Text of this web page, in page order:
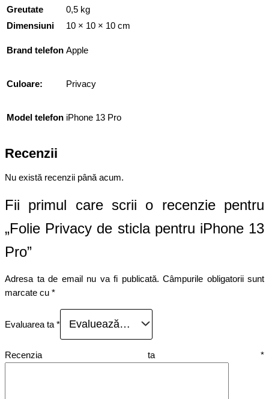
Greutate
0,5 kg
Dimensiuni
10 × 10 × 10 cm
Brand telefon Apple
Culoare: Privacy
Model telefon iPhone 13 Pro
Recenzii
Nu există recenzii până acum.
Fii primul care scrii o recenzie pentru
„Folie Privacy de sticla pentru iPhone 13
Pro”
Adresa ta de email nu va fi publicată. Câmpurile obligatorii sunt
marcate cu *
Evaluarea ta *
Recenzia ta *